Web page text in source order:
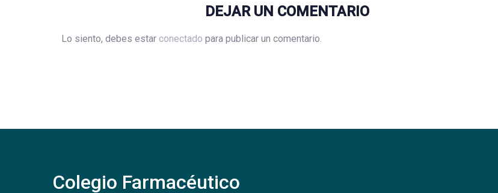
DEJAR UN COMENTARIO
Lo siento, debes estar conectado para publicar un comentario.
Colegio Farmacéutico